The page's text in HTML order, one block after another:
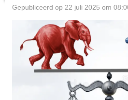
Gepubliceerd op 22 juli 2025 om